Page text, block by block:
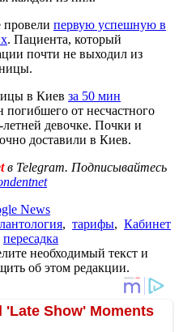
первую успешную в
. Пациента, который
почти не выходил из
в Киев за 50 мин
погибшего от несчастного
девочке. Почки и
доставили в Киев.
в Telegram. Подписывайтесь
News
, тарифы, Кабинет
пересадка
необходимый текст и
об этом редакции.